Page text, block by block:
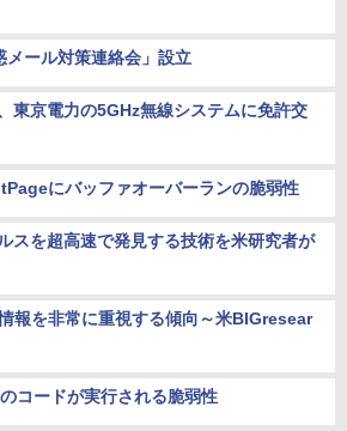
ール対策連絡会」設立
東京電力の5GHz無線システムに免許交
にバッファオーバーランの脆弱性
スを超高速で発見する技術を米研究者が
報を非常に重視する傾向～米BIGresear
コードが実行される脆弱性